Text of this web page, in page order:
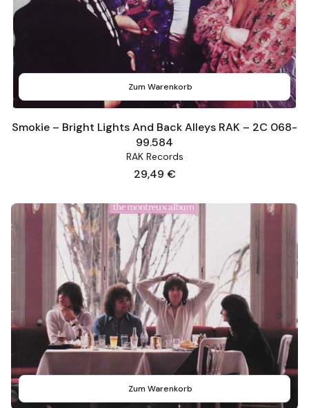
Zum Warenkorb
Smokie – Bright Lights And Back Alleys RAK – 2C 068-
99.584
RAK Records
Preis
29,49 €
Zum Warenkorb